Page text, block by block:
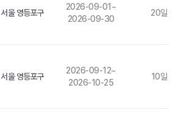
서울 영등포구
2026-09-01 ~
2026-09-30
20일
서울 영등포구
2026-09-12~
2026-10-25
10일